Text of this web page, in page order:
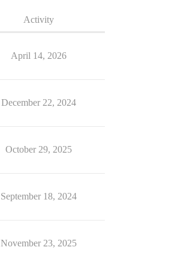
Activity
April 14, 2026
December 22, 2024
October 29, 2025
September 18, 2024
November 23, 2025